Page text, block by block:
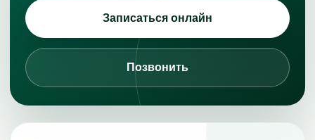
Записаться онлайн
Позвонить